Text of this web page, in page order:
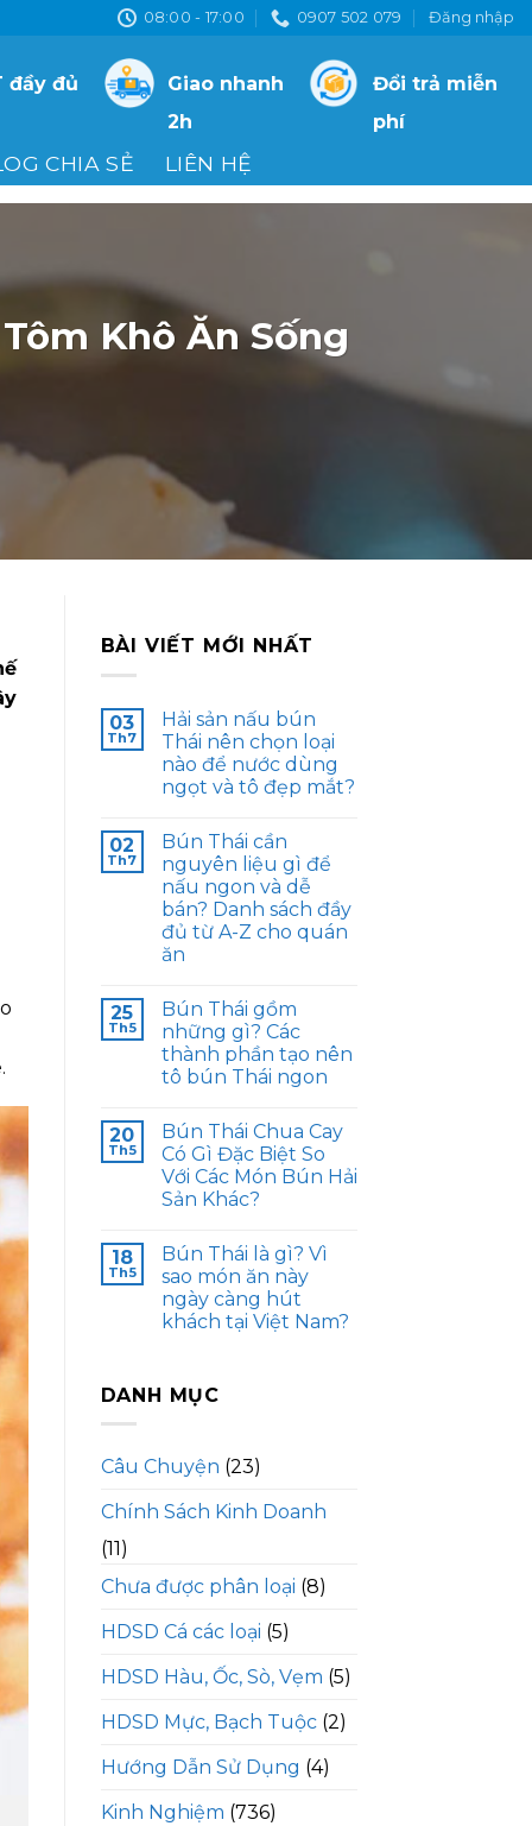
08:00 - 17:00 0907 502 079 Đăng nhập
đầy đủ
Giao nhanh
2h
Đổi trả miễn
phí
CHIA SẺ LIÊN HỆ
Khô Ăn Sống
BÀI VIẾT MỚI NHẤT
03
Th7
Hải sản nấu bún
Thái nên chọn loại
nào để nước dùng
ngọt và tô đẹp mắt?
02
Th7
Bún Thái cần
nguyên liệu gì để
nấu ngon và dễ
bán? Danh sách đầy
đủ từ A-Z cho quán
ăn
25
Th5
Bún Thái gồm
những gì? Các
thành phần tạo nên
tô bún Thái ngon
20
Th5
Bún Thái Chua Cay
Có Gì Đặc Biệt So
Với Các Món Bún Hải
Sản Khác?
18
Th5
Bún Thái là gì? Vì
sao món ăn này
ngày càng hút
khách tại Việt Nam?
DANH MỤC
Câu Chuyện (23)
Chính Sách Kinh Doanh
(11)
Chưa được phân loại (8)
HDSD Cá các loại (5)
HDSD Hàu, Ốc, Sò, Vẹm (5)
HDSD Mực, Bạch Tuộc(2)
Hướng Dẫn Sử Dụng (4)
Kinh Nghiệm (736)